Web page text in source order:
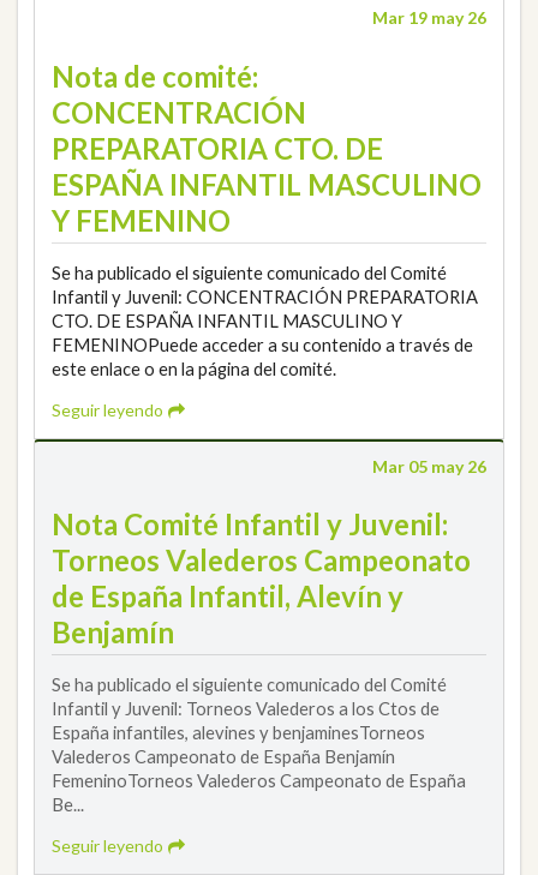
Mar 19 may 26
Nota de comité:
CONCENTRACIÓN
PREPARATORIA CTO. DE
ESPAÑA INFANTIL MASCULINO
Y FEMENINO
Se ha publicado el siguiente comunicado del Comité
Infantil y Juvenil: CONCENTRACIÓN PREPARATORIA
CTO. DE ESPAÑA INFANTIL MASCULINO Y
FEMENINOPuede acceder a su contenido a través de
este enlace o en la página del comité.
Seguir leyendo
Mar 05 may 26
Nota Comité Infantil y Juvenil:
Torneos Valederos Campeonato
de España Infantil, Alevín y
Benjamín
Se ha publicado el siguiente comunicado del Comité
Infantil y Juvenil: Torneos Valederos a los Ctos de
España infantiles, alevines y benjaminesTorneos
Valederos Campeonato de España Benjamín
FemeninoTorneos Valederos Campeonato de España
Be...
Seguir leyendo